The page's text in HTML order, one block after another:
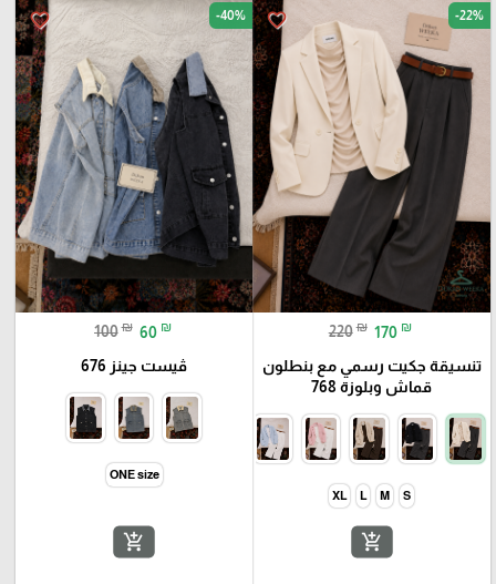
favorite_border -22%
220 ₪ 170 ₪
تنسيقة جكيت رسمي مع بنطلون
قماش وبلوزة 768
S
M
L
XL
add_shopping_cart
favorite_border -40%
100 ₪ 60 ₪
ڤيست جينز 676
ONE size
add_shopping_cart